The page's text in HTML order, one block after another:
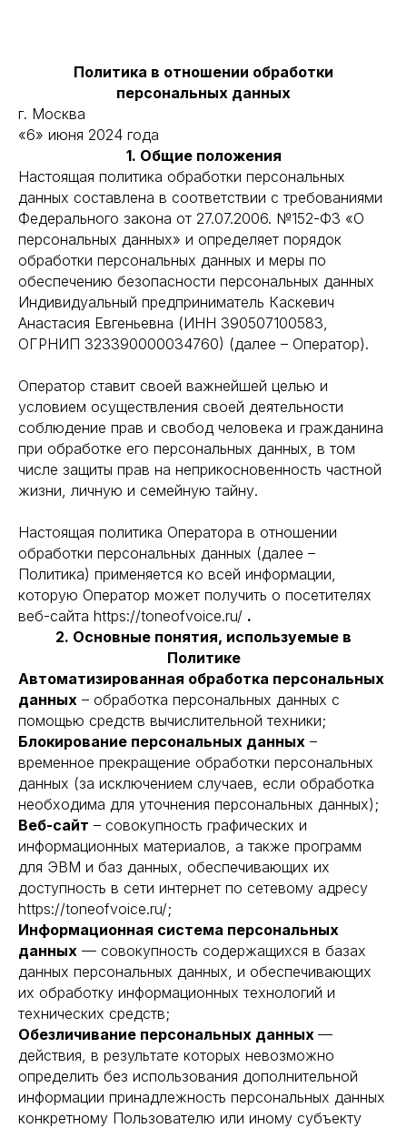
Политика в отношении обработки
персональных данных
г. Москва
«6» июня 2024 года
1. Общие положения
Настоящая политика обработки персональных
данных составлена в соответствии с требованиями
Федерального закона от 27.07.2006. №152-ФЗ «О
персональных данных» и определяет порядок
обработки персональных данных и меры по
обеспечению безопасности персональных данных
Индивидуальный предприниматель Каскевич
Анастасия Евгеньевна (ИНН 390507100583,
ОГРНИП 323390000034760) (далее – Оператор).
Оператор ставит своей важнейшей целью и
условием осуществления своей деятельности
соблюдение прав и свобод человека и гражданина
при обработке его персональных данных, в том
числе защиты прав на неприкосновенность частной
жизни, личную и семейную тайну.
Настоящая политика Оператора в отношении
обработки персональных данных (далее –
Политика) применяется ко всей информации,
которую Оператор может получить о посетителях
веб-сайта https://toneofvoice.ru/ .
2. Основные понятия, используемые в
Политике
Автоматизированная обработка персональных
данных – обработка персональных данных с
помощью средств вычислительной техники;
Блокирование персональных данных –
временное прекращение обработки персональных
данных (за исключением случаев, если обработка
необходима для уточнения персональных данных);
Веб-сайт – совокупность графических и
информационных материалов, а также программ
для ЭВМ и баз данных, обеспечивающих их
доступность в сети интернет по сетевому адресу
https://toneofvoice.ru/;
Информационная система персональных
данных — совокупность содержащихся в базах
данных персональных данных, и обеспечивающих
их обработку информационных технологий и
технических средств;
Обезличивание персональных данных —
действия, в результате которых невозможно
определить без использования дополнительной
информации принадлежность персональных данных
конкретному Пользователю или иному субъекту